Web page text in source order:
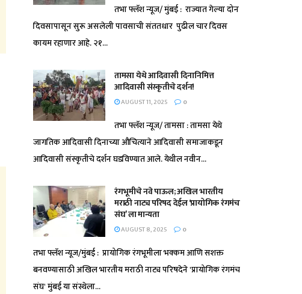
तभा फ्लॅश न्यूज/ मुंबई : राज्यात गेल्या दोन
दिवसापासून सुरू असलेली पावसाची संततधार पुढील चार दिवस
कायम रहाणार आहे. २१...
तामसा येथे आदिवासी दिनानिमित्त
आदिवासी संस्कृतीचे दर्शन!
AUGUST 11, 2025 0
तभा फ्लॅश न्यूज/ तामसा : तामसा येथे
जागतिक आदिवासी दिनाच्या औचित्याने आदिवासी समाजाकडून
आदिवासी संस्कृतीचे दर्शन घडविण्यात आले. येथील नवीन...
रंगभूमीचे नवे पाऊल; अखिल भारतीय
मराठी नाट्य परिषद देईल ‘प्रायोगिक रंगमंच
संघ’ ला मान्यता
AUGUST 8, 2025 0
तभा फ्लॅश न्यूज/मुंबई : प्रायोगिक रंगभूमीला भक्कम आणि सशक्त
बनवण्यासाठी अखिल भारतीय मराठी नाट्य परिषदेने 'प्रायोगिक रंगमंच
संघ' मुंबई या संस्थेला...